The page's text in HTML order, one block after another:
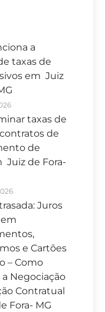
a
taxas de
em Juiz
taxas de
de
de
Juiz de Fora-
Juros
e Cartões
– Como
Negociação
Contratual
Fora- MG